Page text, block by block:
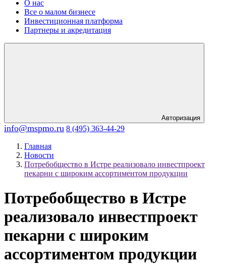
О нас
Все о малом бизнесе
Инвестиционная платформа
Партнеры и акредитация
Авторизация
info@mspmo.ru 8 (495) 363-44-29
Главная
Новости
Потребобщество в Истре реализовало инвестпроект
пекарни с широким ассортиментом продукции
Потребобщество в Истре
реализовало инвестпроект
пекарни с широким
ассортиментом продукции